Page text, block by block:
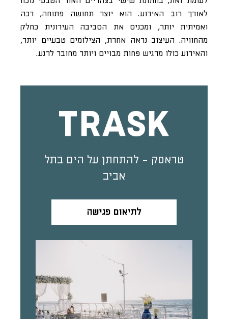
לאורך רוב האירוע. הוא יוצר תחושה פתוחה, רכה
ואמיתית יותר, ומכניס את הסביבה העירונית כחלק
מהחוויה. העיצוב נראה אחרת, הצילומים טבעיים יותר,
והאירוע כולו מרגיש פחות מבויים ויותר מחובר לרגע.
טראסק - להתחתן על הים בתל
אביב
לתיאום פגישה